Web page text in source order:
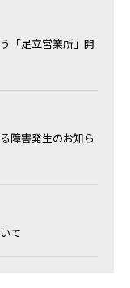
「足立営業所」開
障害発生のお知ら
て